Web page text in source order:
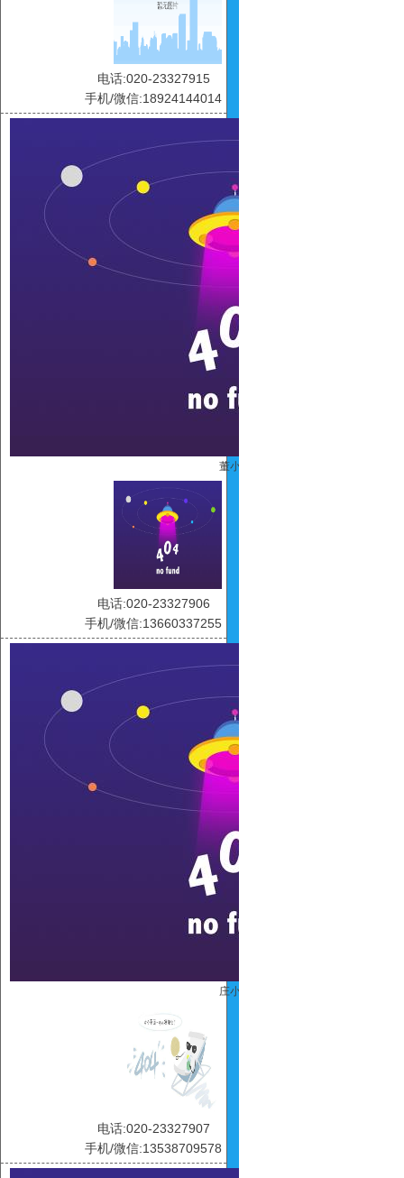
电话:020-23327915
手机/微信:18924144014
董小露
电话:020-23327906
手机/微信:13660337255
庄小雪
电话:020-23327907
手机/微信:13538709578